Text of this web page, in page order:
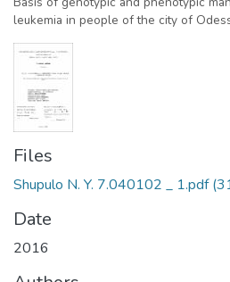
leukemia in people of the city of
Files
Shupulo N. Y. 7.040102 _ 1.pdf
Date
2016